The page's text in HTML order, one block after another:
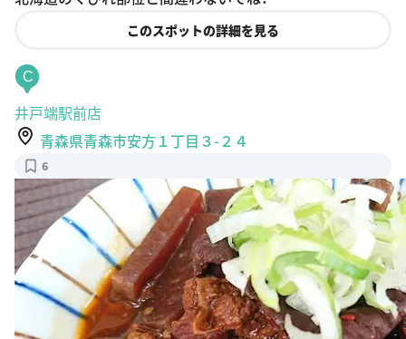
このスポットの詳細を見る
C
井戸端駅前店
青森県青森市安方１丁目３-２４
6